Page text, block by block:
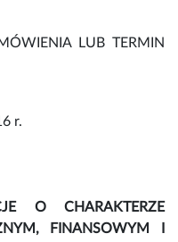
LUB TERMIN
r.
O CHARAKTERZE
FINANSOWYM I